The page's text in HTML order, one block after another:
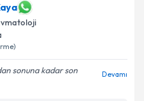
sonuna kadar son
Devamı